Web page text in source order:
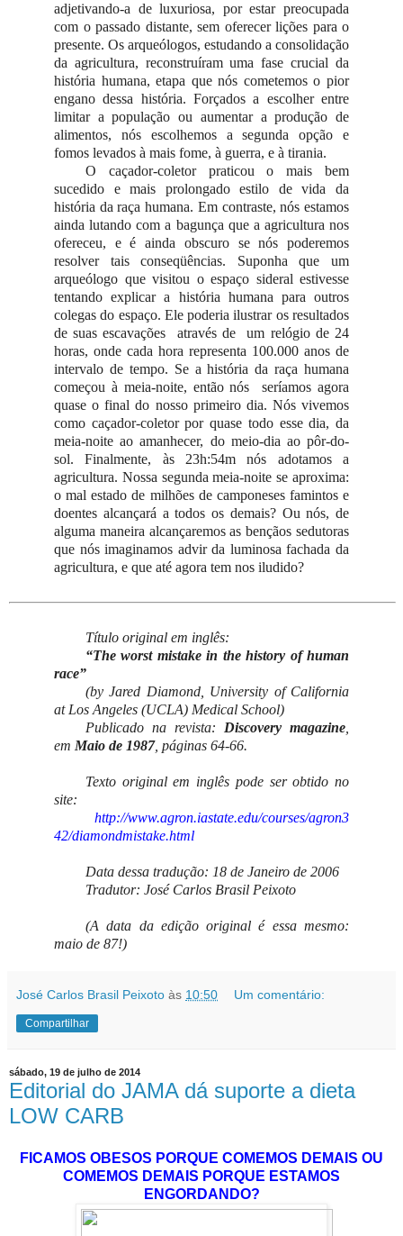
adjetivando-a de luxuriosa, por estar preocupada
com o passado distante, sem oferecer lições para o
presente. Os arqueólogos, estudando a consolidação
da agricultura, reconstruíram uma fase crucial da
história humana, etapa que nós cometemos o pior
engano dessa história. Forçados a escolher entre
limitar a população ou aumentar a produção de
alimentos, nós escolhemos a segunda opção e
fomos levados à mais fome, à guerra, e à tirania.
O caçador-coletor praticou o mais bem
sucedido e mais prolongado estilo de vida da
história da raça humana. Em contraste, nós estamos
ainda lutando com a bagunça que a agricultura nos
ofereceu, e é ainda obscuro se nós poderemos
resolver tais conseqüências. Suponha que um
arqueólogo que visitou o espaço sideral estivesse
tentando explicar a história humana para outros
colegas do espaço. Ele poderia ilustrar os resultados
de suas escavações através de um relógio de 24
horas, onde cada hora representa 100.000 anos de
intervalo de tempo. Se a história da raça humana
começou à meia-noite, então nós seríamos agora
quase o final do nosso primeiro dia. Nós vivemos
como caçador-coletor por quase todo esse dia, da
meia-noite ao amanhecer, do meio-dia ao pôr-do-
sol. Finalmente, às 23h:54m nós adotamos a
agricultura. Nossa segunda meia-noite se aproxima:
o mal estado de milhões de camponeses famintos e
doentes alcançará a todos os demais? Ou nós, de
alguma maneira alcançaremos as bençãos sedutoras
que nós imaginamos advir da luminosa fachada da
agricultura, e que até agora tem nos iludido?
Título original em inglês:
“The worst mistake in the history of human
race”
(by Jared Diamond, University of California
at Los Angeles (UCLA) Medical School)
Publicado na revista: Discovery magazine
em Maio de 1987, páginas 64-66.
Texto original em inglês pode ser obtido no
site:
http://www.agron.iastate.edu/courses/agron3
42/diamondmistake.html
Data dessa tradução: 18 de Janeiro de 2006
Tradutor: José Carlos Brasil Peixoto
(A data da edição original é essa mesmo:
maio de 87!)
José Carlos Brasil Peixoto às 10:50 Um comentário:
Compartilhar
sábado, 19 de julho de 2014
Editorial do JAMA dá suporte a dieta
LOW CARB
FICAMOS OBESOS PORQUE COMEMOS DEMAIS OU
COMEMOS DEMAIS PORQUE ESTAMOS
ENGORDANDO?